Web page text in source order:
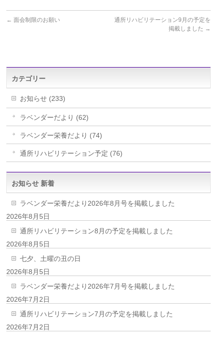
← 面会制限のお願い
通所リハビリテーション9月の予定を
掲載しました →
カテゴリー
お知らせ (233)
ラベンダーだより (62)
ラベンダー栄養だより (74)
通所リハビリテーション予定 (76)
お知らせ 新着
ラベンダー栄養だより2026年8月号を掲載しました
2026年8月5日
通所リハビリテーション8月の予定を掲載しました
2026年8月5日
七夕、土曜の丑の日
2026年8月5日
ラベンダー栄養だより2026年7月号を掲載しました
2026年7月2日
通所リハビリテーション7月の予定を掲載しました
2026年7月2日